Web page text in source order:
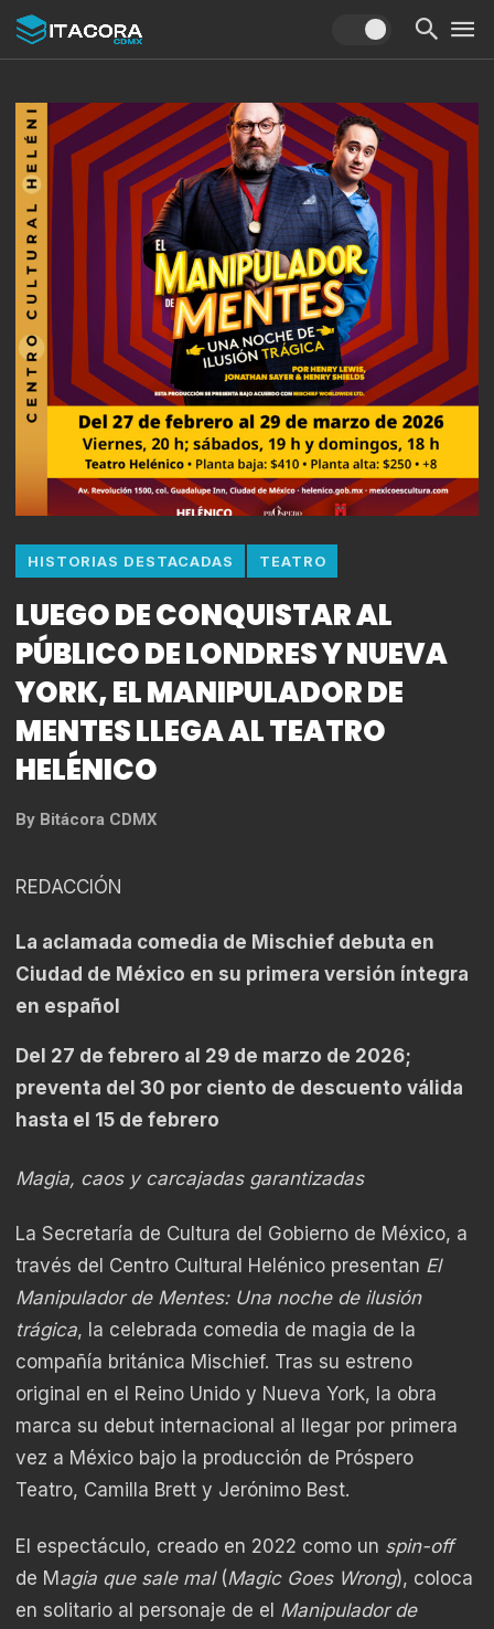
HISTORIAS DESTACADAS TEATRO
LUEGO DE CONQUISTAR AL
PÚBLICO DE LONDRES Y NUEVA
YORK, EL MANIPULADOR DE
MENTES LLEGA AL TEATRO
HELÉNICO
By Bitácora CDMX
REDACCIÓN
La aclamada comedia de Mischief debuta en
Ciudad de México en su primera versión íntegra
en español
Del 27 de febrero al 29 de marzo de 2026;
preventa del 30 por ciento de descuento válida
hasta el 15 de febrero
Magia, caos y carcajadas garantizadas
La Secretaría de Cultura del Gobierno de México, a
través del Centro Cultural Helénico presentan El
Manipulador de Mentes: Una noche de ilusión
trágica, la celebrada comedia de magia de la
compañía británica Mischief. Tras su estreno
original en el Reino Unido y Nueva York, la obra
marca su debut internacional al llegar por primera
vez a México bajo la producción de Próspero
Teatro, Camilla Brett y Jerónimo Best.
El espectáculo, creado en 2022 como un spin-off
de Magia que sale mal(Magic Goes Wrong), coloca
en solitario al personaje de el Manipulador de